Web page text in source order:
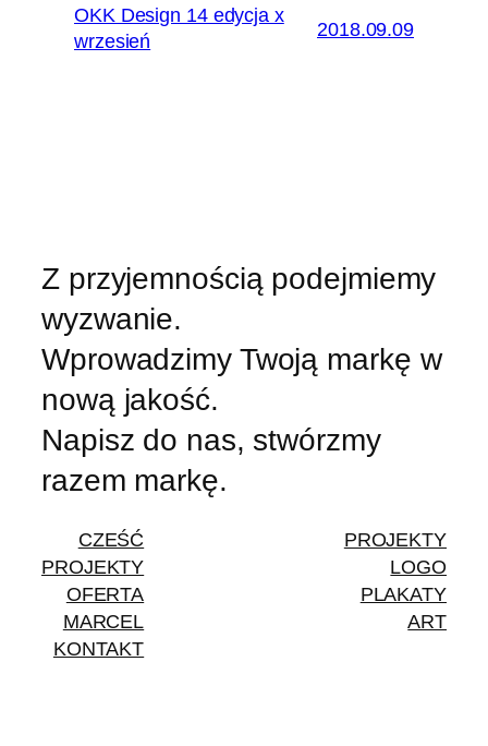
OKK Design 14 edycja x
wrzesień
2018.09.09
Z przyjemnością podejmiemy
wyzwanie.
Wprowadzimy Twoją markę w
nową jakość.
Napisz do nas, stwórzmy
razem markę.
CZEŚĆ
PROJEKTY
OFERTA
MARCEL
KONTAKT
PROJEKTY
LOGO
PLAKATY
ART